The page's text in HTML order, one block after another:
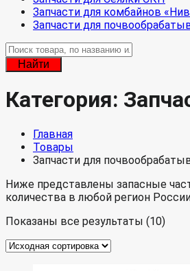
Запчасти для комбайнов
Запчасти для
Найти
Категория:
Главная
Товары
Запчасти для
Ниже представлены запасные
количества в любой регион
Показаны все результаты (10)